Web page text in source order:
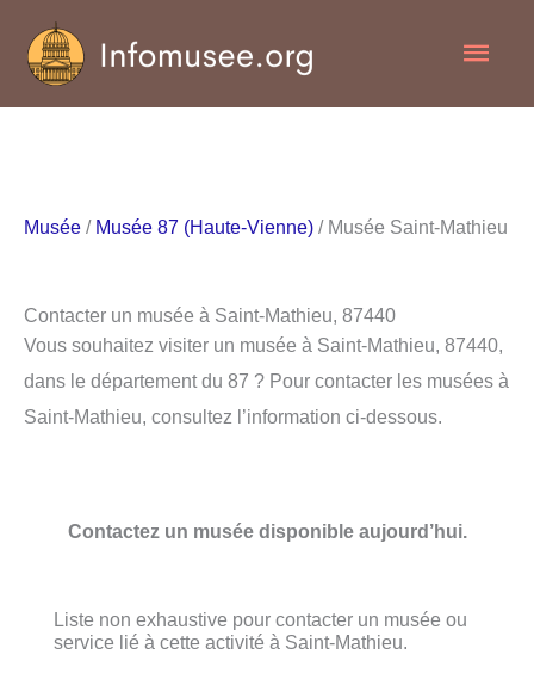
contenu
Musée / Musée 87 (Haute-Vienne) / Musée Saint-Mathieu
Contacter un musée à Saint-Mathieu, 87440
Vous souhaitez visiter un musée à Saint-Mathieu, 87440,
dans le département du 87 ? Pour contacter les musées à
Saint-Mathieu, consultez l’information ci-dessous.
Contactez un musée disponible aujourd’hui.
Liste non exhaustive pour contacter un musée ou
service lié à cette activité à Saint-Mathieu.